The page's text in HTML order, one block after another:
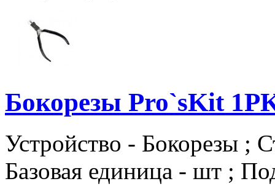
Бокорезы Pro`sKit
Устройство - Бокорезы
Базовая единица - шт ;